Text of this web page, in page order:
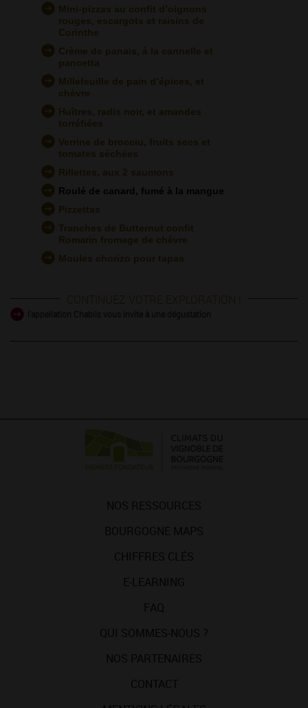
Mini-pizzas au confit d’oignons
rouges, escargots et raisins de
Corinthe
Crème de panais, à la cannelle et
pancetta
Millefeuille de pain d’épices, et
chèvre
Huîtres, radis noir, et amandes
torréfiées
Verrine de brocciu, fruits secs et
tomates séchées
Rillettes, aux 2 saumons
Roulé de canard, fumé à la mangue
Pizzettas
Tranches de Butternut confit
Romarin fromage de chèvre
Moules chorizo pour tapas
CONTINUEZ VOTRE EXPLORATION !